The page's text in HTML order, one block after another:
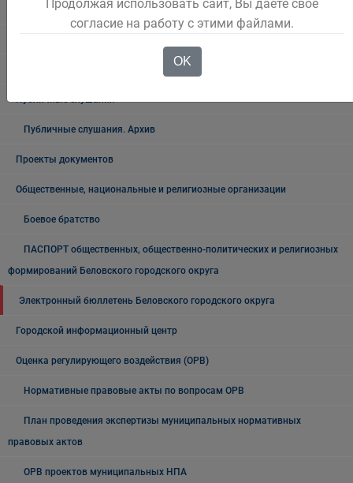
Выступления Главы города
Публичные слушания
Публичные слушания. Архив
Проекты документов
Общественные, национальные и религиозные организации
Боевое братство
ПАСПОРТ общественных, общественно-политических и религиозных
формирований Беловского городского округа
Электронный бюллетень Беловского городского округа
Городской информационный центр
Оценка регулирующего воздействия (ОРВ)
Нормативные правовые акты по вопросам ОРВ
План проведения экспертизы муниципальных нормативных
правовых актов
ОРВ проектов муниципальных НПА
Продолжая использовать сайт, Вы даете свое
согласие на работу с этими файлами.
OK